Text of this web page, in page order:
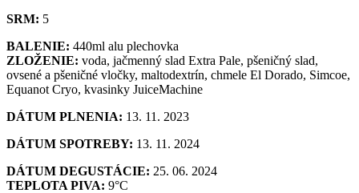
SRM: 5
BALENIE: 440ml alu plechovka
ZLOŽENIE: voda, jačmenný slad Extra Pale, pšeničný slad,
ovsené a pšeničné vločky, maltodextrín, chmele El Dorado, Simcoe,
Equanot Cryo, kvasinky JuiceMachine
DÁTUM PLNENIA: 13. 11. 2023
DÁTUM SPOTREBY: 13. 11. 2024
DÁTUM DEGUSTÁCIE: 25. 06. 2024
TEPLOTA PIVA: 9°C